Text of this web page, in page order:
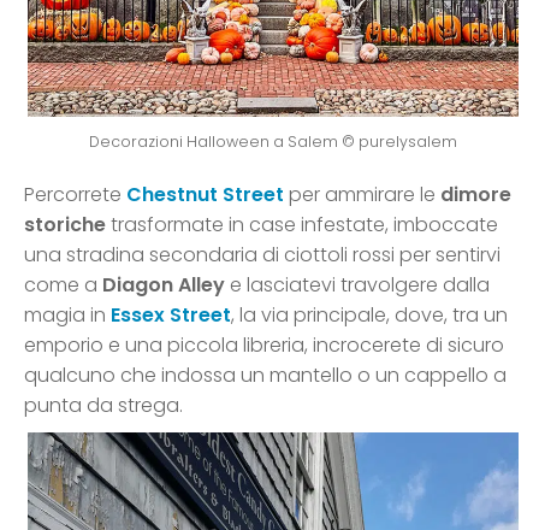
Decorazioni Halloween a Salem © purelysalem
Percorrete Chestnut Street per ammirare le dimore
storichetrasformate in case infestate, imboccate
una stradina secondaria di ciottoli rossi per sentirvi
come a Diagon Alley e lasciatevi travolgere dalla
magia in Essex Street, la via principale, dove, tra un
emporio e una piccola libreria, incrocerete di sicuro
qualcuno che indossa un mantello o un cappello a
punta da strega.